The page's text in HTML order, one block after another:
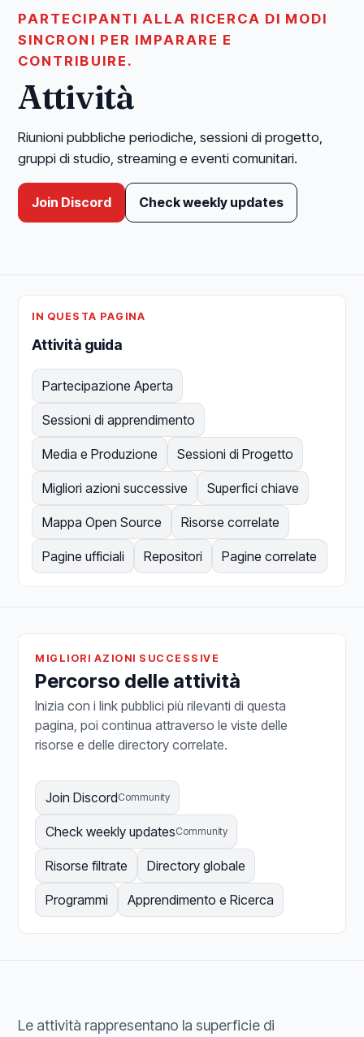
PARTECIPANTI ALLA RICERCA DI MODI
SINCRONI PER IMPARARE E
CONTRIBUIRE.
Attività
Riunioni pubbliche periodiche, sessioni di progetto,
gruppi di studio, streaming e eventi comunitari.
Join Discord Check weekly updates
IN QUESTA PAGINA
Attività guida
Partecipazione Aperta
Sessioni di apprendimento
Media e Produzione Sessioni di Progetto
Migliori azioni successive Superfici chiave
Mappa Open Source Risorse correlate
Pagine ufficiali Repositori Pagine correlate
MIGLIORI AZIONI SUCCESSIVE
Percorso delle attività
Inizia con i link pubblici più rilevanti di questa
pagina, poi continua attraverso le viste delle
risorse e delle directory correlate.
Join DiscordCommunity
Check weekly updatesCommunity
Risorse filtrate Directory globale
Programmi Apprendimento e Ricerca
Le attività rappresentano la superficie di